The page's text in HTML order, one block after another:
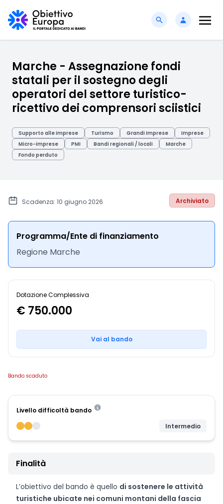
Marche - Assegnazione fondi
statali per il sostegno degli
operatori del settore turistico-
ricettivo dei comprensori sciistici
Supporto alle imprese Turismo Grandi Imprese
Imprese
Micro-imprese
PMI Bandi regionali / locali
Marche
Fondo perduto
Scadenza: 10 giugno 2026 Archiviato
Programma/Ente di finanziamento
Regione Marche
Dotazione Complessiva
€ 750.000
Vai al bando
Bando scaduto
Livello difficoltà bando
Intermedio
Finalità
L’obiettivo del bando è quello di sostenere le attività
turistiche ubicate nei comuni montani della fascia